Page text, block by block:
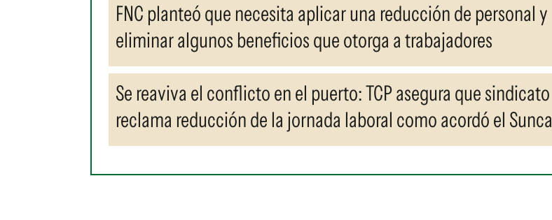
FNC planteó que necesita aplicar una reducción de personal y
eliminar algunos beneficios que otorga a trabajadores
Se reaviva el conflicto en el puerto: TCP asegura que sindicato
reclama reducción de la jornada laboral como acordó el Sunca